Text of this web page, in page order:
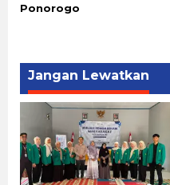
Ponorogo
Jangan Lewatkan